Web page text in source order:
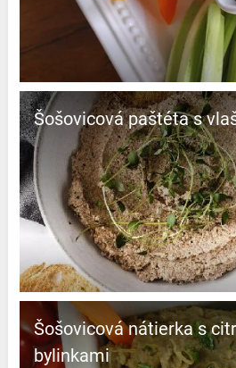
Šošovicová paštéta s
Šošovicová nátierka s citrónom a
bylinkami